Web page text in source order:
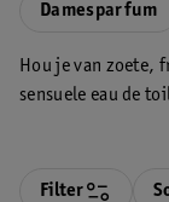
Damesparfum
Hou je van zoete,
sensuele eau de
ons ruime
Filter